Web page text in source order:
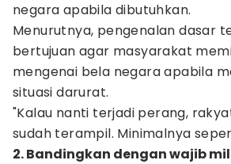
negara apabila dibutuhkan.
Menurutnya, pengenalan dasar
bertujuan agar masyarakat
mengenai bela negara apabila
situasi darurat.
"Kalau nanti terjadi perang,
sudah terampil. Minimalnya
2. Bandingkan dengan wajib